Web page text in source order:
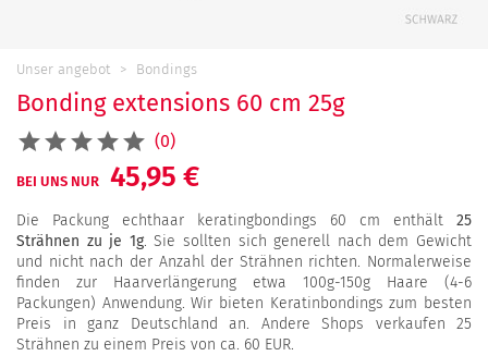
Unser angebot Bondings
Bonding extensions 60 cm 25g
(0)
BEI UNS NUR 45,95 €
Die Packung echthaar keratingbondings 60 cm enthält 25
Strähnen zu je 1g. Sie sollten sich generell nach dem Gewicht
und nicht nach der Anzahl der Strähnen richten. Normalerweise
finden zur Haarverlängerung etwa 100g-150g Haare (4-6
Packungen) Anwendung. Wir bieten Keratinbondings zum besten
Preis in ganz Deutschland an. Andere Shops verkaufen 25
Strähnen zu einem Preis von ca. 60 EUR.